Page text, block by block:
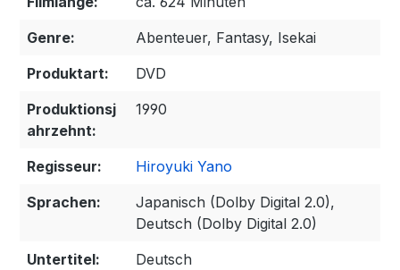
Genre:
Abenteuer, Fantasy, Isekai
Produktart:
DVD
Produktionsj
ahrzehnt:
1990
Regisseur:
Hiroyuki Yano
Sprachen:
Japanisch (Dolby Digital 2.0),
Deutsch (Dolby Digital 2.0)
Untertitel:
Deutsch